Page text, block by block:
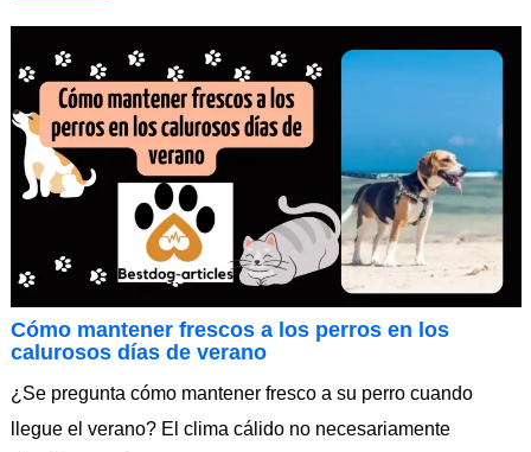
Cómo mantener frescos a los perros en los
calurosos días de verano
¿Se pregunta cómo mantener fresco a su perro cuando
llegue el verano? El clima cálido no necesariamente